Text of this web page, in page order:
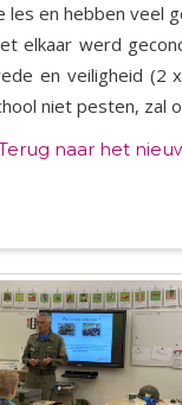
les en hebben veel
elkaar werd
en veiligheid (2
niet pesten, zal
naar het